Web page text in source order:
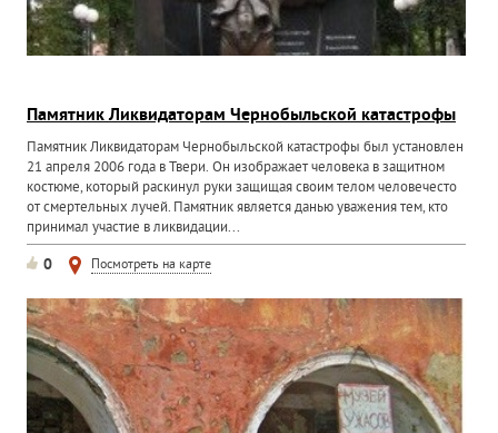
Памятник Ликвидаторам Чернобыльской катастрофы
Памятник Ликвидаторам Чернобыльской катастрофы был установлен
21 апреля 2006 года в Твери. Он изображает человека в защитном
костюме, который раскинул руки защищая своим телом человечесто
от смертельных лучей. Памятник является данью уважения тем, кто
принимал участие в ликвидации...
0 Посмотреть на карте